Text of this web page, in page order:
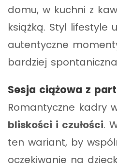
domu, w kuchni z
książką. Styl lifestyle
autentyczne
bardziej
Sesja ciążowa z
Romantyczne kadry
bliskości i czułości.
ten wariant, by
oczekiwanie na